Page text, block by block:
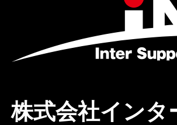
株式会社インタ